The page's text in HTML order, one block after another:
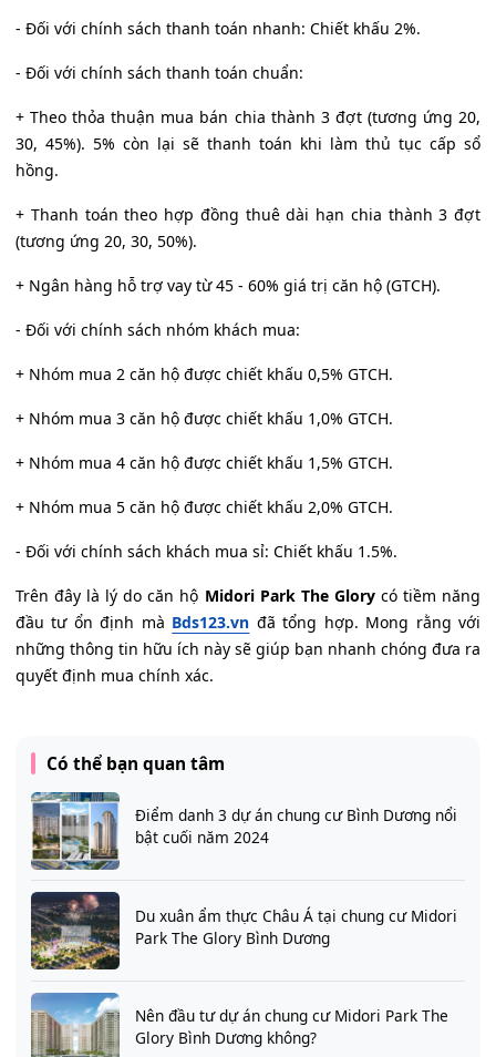
- Đối với chính sách thanh toán nhanh: Chiết khấu 2%.
- Đối với chính sách thanh toán chuẩn:
+ Theo thỏa thuận mua bán chia thành 3 đợt (tương ứng 20,
30, 45%). 5% còn lại sẽ thanh toán khi làm thủ tục cấp sổ
hồng.
+ Thanh toán theo hợp đồng thuê dài hạn chia thành 3 đợt
(tương ứng 20, 30, 50%).
+ Ngân hàng hỗ trợ vay từ 45 - 60% giá trị căn hộ (GTCH).
- Đối với chính sách nhóm khách mua:
+ Nhóm mua 2 căn hộ được chiết khấu 0,5% GTCH.
+ Nhóm mua 3 căn hộ được chiết khấu 1,0% GTCH.
+ Nhóm mua 4 căn hộ được chiết khấu 1,5% GTCH.
+ Nhóm mua 5 căn hộ được chiết khấu 2,0% GTCH.
- Đối với chính sách khách mua sỉ: Chiết khấu 1.5%.
Trên đây là lý do căn hộ Midori Park The Glorycó tiềm năng
đầu tư ổn định mà Bds123.vn đã tổng hợp. Mong rằng với
những thông tin hữu ích này sẽ giúp bạn nhanh chóng đưa ra
quyết định mua chính xác.
Có thể bạn quan tâm
Điểm danh 3 dự án chung cư Bình Dương nổi
bật cuối năm 2024
Du xuân ẩm thực Châu Á tại chung cư Midori
Park The Glory Bình Dương
Nên đầu tư dự án chung cư Midori Park The
Glory Bình Dương không?